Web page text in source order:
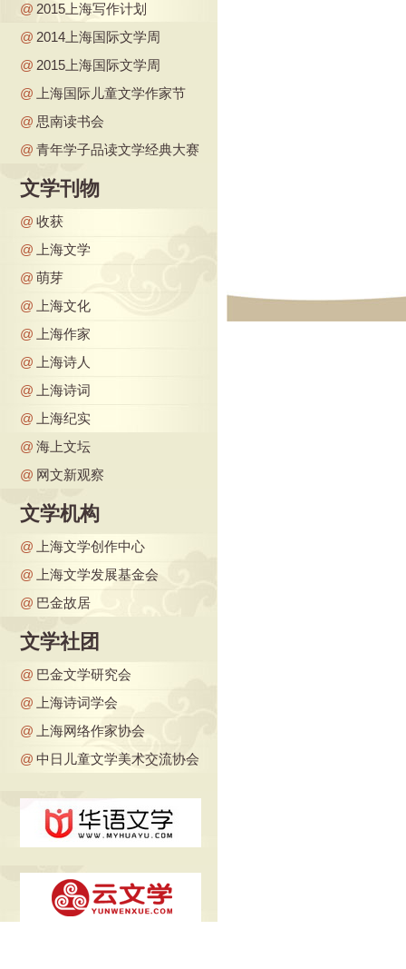
@ 2015上海写作计划
@ 2014上海国际文学周
@ 2015上海国际文学周
@
上海国际儿童文学作家节
@ 思南读书会
@ 青年学子品读文学经典大赛
文学刊物
@ 收获
@
上海文学
@ 萌芽
@
上海文化
@
上海作家
@
上海诗人
@
上海诗词
@
上海纪实
@ 海上文坛
@ 网文新观察
文学机构
@
上海文学创作中心
@
上海文学发展基金会
@ 巴金故居
文学社团
@ 巴金文学研究会
@
上海诗词学会
@
上海网络作家协会
@ 中日儿童文学美术交流协会